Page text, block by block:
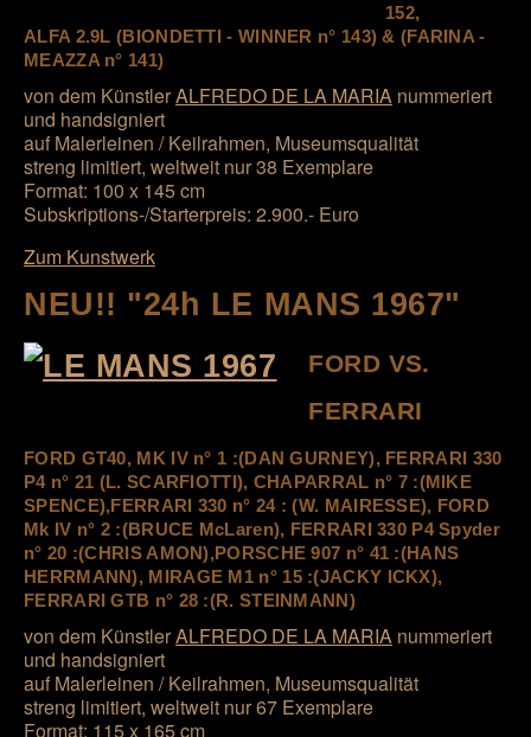
152,
ALFA 2.9L (BIONDETTI - WINNER n° 143) & (FARINA -
MEAZZA n° 141)
von dem KünstlerALFREDO DE LA MARIA nummeriert
und handsigniert
auf Malerleinen / Keilrahmen, Museumsqualität
streng limitiert, weltweit nur 38 Exemplare
Format: 100 x 145 cm
Subskriptions-/Starterpreis: 2.900.- Euro
Zum Kunstwerk
NEU!! "24h LE MANS 1967"
FORD VS.
FERRARI
FORD GT40, MK IV n° 1 :(DAN GURNEY), FERRARI 330
P4 n° 21 (L. SCARFIOTTI), CHAPARRAL n° 7 :(MIKE
SPENCE),FERRARI 330 n° 24 : (W. MAIRESSE), FORD
Mk IV n° 2 :(BRUCE McLaren), FERRARI 330 P4 Spyder
n° 20 :(CHRIS AMON),PORSCHE 907 n° 41 :(HANS
HERRMANN), MIRAGE M1 n° 15 :(JACKY ICKX),
FERRARI GTB n° 28 :(R. STEINMANN)
von dem KünstlerALFREDO DE LA MARIA nummeriert
und handsigniert
auf Malerleinen / Keilrahmen, Museumsqualität
streng limitiert, weltweit nur 67 Exemplare
Format: 115 x 165 cm